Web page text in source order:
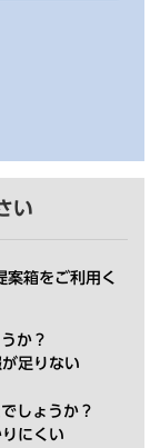
い
案箱をご利用く
か？
足りない
しょうか？
にくい